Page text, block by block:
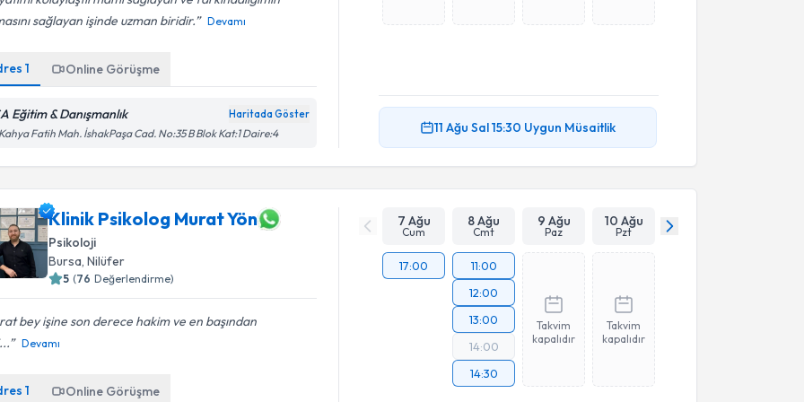
sağlayan işinde uzman biridir.
Devamı
1 Online Görüşme
Eğitim & Danışmanlık Haritada Göster
Fatih Mah. İshakPaşa Cad. No:35 B Blok Kat:1 Daire:4 11 Ağu Sal15:30 Uygun Müsaitlik
Klinik Psikolog Murat Yön
Psikoloji
Bursa , Nilüfer
5 (76 Değerlendirme)
bey işine son derece hakim ve en başından
Devamı
1 Online Görüşme
7 Ağu
Cum
8 Ağu
Cmt
9 Ağu
Paz
10 Ağu
Pzt
17:00
11:00
12:00
13:00
14:00
14:30
Takvim
kapalıdır
Takvim
kapalıdır